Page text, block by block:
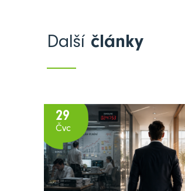
Další články
29
Čvc